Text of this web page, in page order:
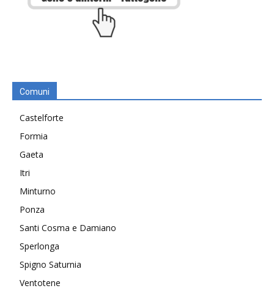
Comuni
Castelforte
Formia
Gaeta
Itri
Minturno
Ponza
Santi Cosma e Damiano
Sperlonga
Spigno Saturnia
Ventotene